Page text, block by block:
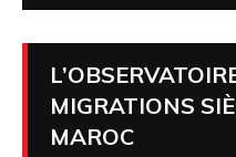
MIGRATIONS
MAROC